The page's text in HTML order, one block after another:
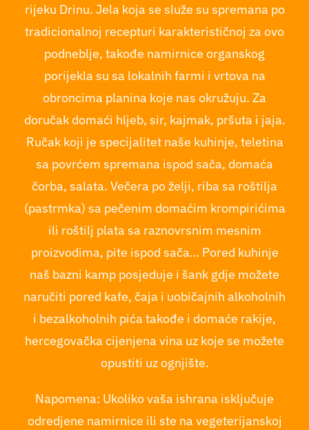
rijeku Drinu. Jela koja se služe su spremana po
tradicionalnoj recepturi karakterističnoj za ovo
podneblje, takođe namirnice organskog
porijekla su sa lokalnih farmi i vrtova na
obroncima planina koje nas okružuju. Za
doručak domaći hljeb, sir, kajmak, pršuta i jaja.
Ručak koji je specijalitet naše kuhinje, teletina
sa povrćem spremana ispod sača, domaća
čorba, salata. Večera po želji, riba sa roštilja
(pastrmka) sa pečenim domaćim krompirićima
ili roštilj plata sa raznovrsnim mesnim
proizvodima, pite ispod sača… Pored kuhinje
naš bazni kamp posjeduje i šank gdje možete
naručiti pored kafe, čaja i uobičajnih alkoholnih
i bezalkoholnih pića takođe i domaće rakije,
hercegovačka cijenjena vina uz koje se možete
opustiti uz ognjište.
Napomena: Ukoliko vaša ishrana isključuje
odredjene namirnice ili ste na vegeterijanskoj